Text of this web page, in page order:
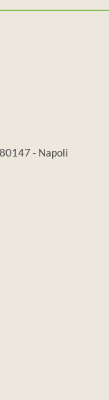
- Napoli